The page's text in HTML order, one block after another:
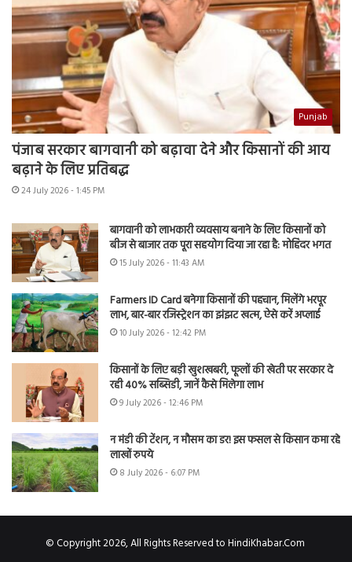
Punjab
पंजाब सरकार बागवानी को बढ़ावा देने और किसानों की आय
बढ़ाने के लिए प्रतिबद्ध
24 July 2026 - 1:45 PM
बागवानी को लाभकारी व्यवसाय बनाने के लिए किसानों को
बीज से बाजार तक पूरा सहयोग दिया जा रहा है: मोहिंदर भगत
15 July 2026 - 11:43 AM
Farmers ID Card बनेगा किसानों की पहचान, मिलेंगे भरपूर
लाभ, बार-बार रजिस्ट्रेशन का झंझट खत्म, ऐसे करें अप्लाई
10 July 2026 - 12:42 PM
किसानों के लिए बड़ी खुशखबरी, फूलों की खेती पर सरकार दे
रही 40% सब्सिडी, जानें कैसे मिलेगा लाभ
9 July 2026 - 12:46 PM
न मंडी की टेंशन, न मौसम का डर! इस फसल से किसान कमा रहे
लाखों रुपये
8 July 2026 - 6:07 PM
© Copyright 2026, All Rights Reserved to HindiKhabar.Com